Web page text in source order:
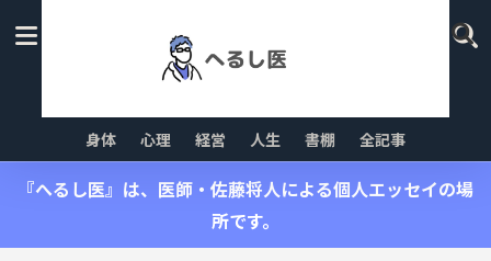
身体 心理 経営 人生 書棚 全記事
『へるし医』は、医師・佐藤将人による個人エッセイの場
所です。